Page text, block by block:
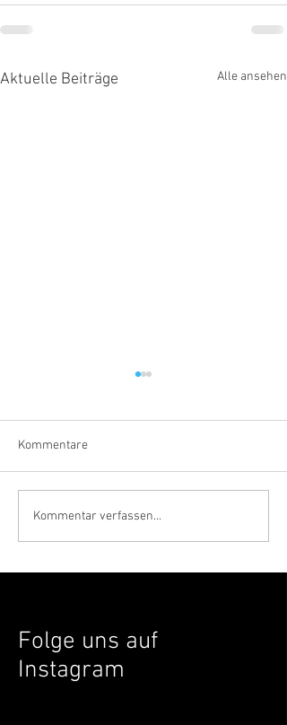
Aktuelle Beiträge Alle ansehen
Kommentare
Kommentar verfassen...
Folge uns auf
Instagram